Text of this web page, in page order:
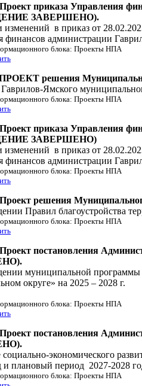
Проект приказа Управления
ЗАВЕРШЕНО).
изменений в приказ от
финансов администрации
блока: Проекты НПА
решения
Ямского
блока: Проекты НПА
Проект приказа Управления
ЗАВЕРШЕНО)
изменений в приказ от
финансов администрации
блока: Проекты НПА
Проект решения
Правил благоустройства
блока: Проекты НПА
Проект постановления
муниципальной программы
округе» на 2025 – 2028 г.
блока: Проекты НПА
Проект постановления
экономического
и плановый период 2027-2028
блока: Проекты НПА